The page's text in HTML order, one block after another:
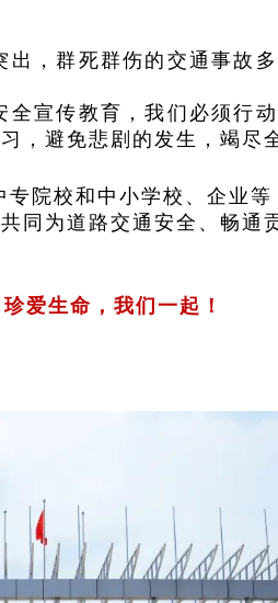
，群死群伤的交通事故
宣传教育，我们必须行
避免悲剧的发生，竭尽
院校和中小学校、企业
同为道路交通安全、畅通
爱生命，我们一起！